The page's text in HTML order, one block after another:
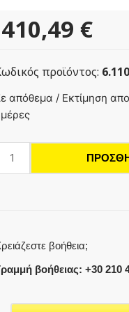
410,49€
προϊόντος:
απόθεμα / Εκτίμηση
βοήθεια;
βοήθειας: +30 210